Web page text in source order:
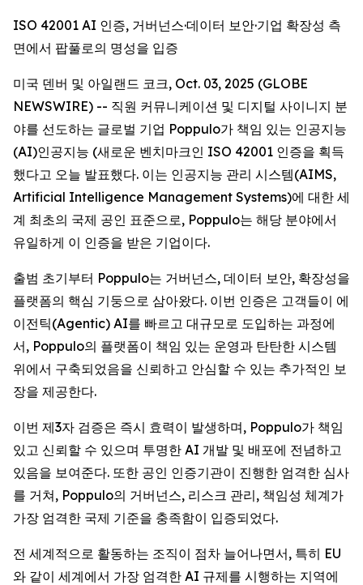
ISO 42001 AI 인증, 거버넌스·데이터 보안·기업 확장성 측
면에서 팝풀로의 명성을 입증
미국 덴버 및 아일랜드 코크, Oct. 03, 2025 (GLOBE
NEWSWIRE) -- 직원 커뮤니케이션 및 디지털 사이니지 분
야를 선도하는 글로벌 기업 Poppulo가 책임 있는 인공지능
(AI)인공지능 (새로운 벤치마크인 ISO 42001 인증을 획득
했다고 오늘 발표했다. 이는 인공지능 관리 시스템(AIMS,
Artificial Intelligence Management Systems)에 대한 세
계 최초의 국제 공인 표준으로, Poppulo는 해당 분야에서
유일하게 이 인증을 받은 기업이다.
출범 초기부터 Poppulo는 거버넌스, 데이터 보안, 확장성을
플랫폼의 핵심 기둥으로 삼아왔다. 이번 인증은 고객들이 에
이전틱(Agentic) AI를 빠르고 대규모로 도입하는 과정에
서, Poppulo의 플랫폼이 책임 있는 운영과 탄탄한 시스템
위에서 구축되었음을 신뢰하고 안심할 수 있는 추가적인 보
장을 제공한다.
이번 제3자 검증은 즉시 효력이 발생하며, Poppulo가 책임
있고 신뢰할 수 있으며 투명한 AI 개발 및 배포에 전념하고
있음을 보여준다. 또한 공인 인증기관이 진행한 엄격한 심사
를 거쳐, Poppulo의 거버넌스, 리스크 관리, 책임성 체계가
가장 엄격한 국제 기준을 충족함이 입증되었다.
전 세계적으로 활동하는 조직이 점차 늘어나면서, 특히 EU
와 같이 세계에서 가장 엄격한 AI 규제를 시행하는 지역에